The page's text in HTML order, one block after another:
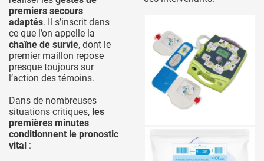
premiers secours
adaptés. Il s’inscrit dans
ce que l’on appelle la
chaîne de survie, dont le
premier maillon repose
presque toujours sur
l’action des témoins.
Dans de nombreuses
situations critiques, les
premières minutes
conditionnent le pronostic
vital :